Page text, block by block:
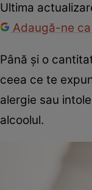
Ultima
Adaugă-ne
Până și o
ceea ce te
alergie sau
alcoolul.